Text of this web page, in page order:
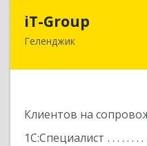
iT-Group
Геленджик
Клиентов на
1С:Специалист
353460,